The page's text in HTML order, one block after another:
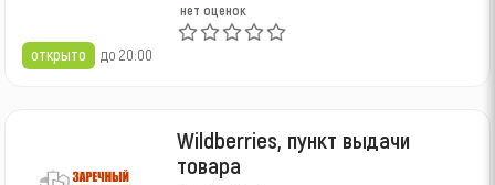
открыто до 20:00
нет оценок
Wildberries, пункт выдачи
товара